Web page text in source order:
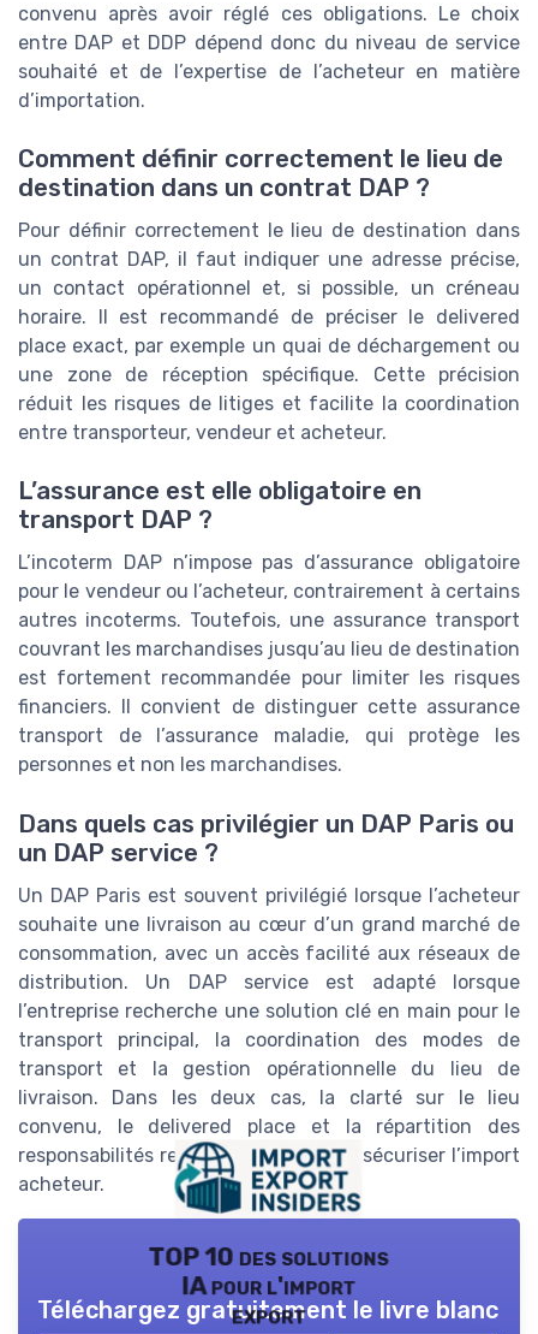
convenu après avoir réglé ces obligations. Le choix
entre DAP et DDP dépend donc du niveau de service
souhaité et de l’expertise de l’acheteur en matière
d’importation.
Comment définir correctement le lieu de
destination dans un contrat DAP ?
Pour définir correctement le lieu de destination dans
un contrat DAP, il faut indiquer une adresse précise,
un contact opérationnel et, si possible, un créneau
horaire. Il est recommandé de préciser le delivered
place exact, par exemple un quai de déchargement ou
une zone de réception spécifique. Cette précision
réduit les risques de litiges et facilite la coordination
entre transporteur, vendeur et acheteur.
L’assurance est elle obligatoire en
transport DAP ?
L’incoterm DAP n’impose pas d’assurance obligatoire
pour le vendeur ou l’acheteur, contrairement à certains
autres incoterms. Toutefois, une assurance transport
couvrant les marchandises jusqu’au lieu de destination
est fortement recommandée pour limiter les risques
financiers. Il convient de distinguer cette assurance
transport de l’assurance maladie, qui protège les
personnes et non les marchandises.
Dans quels cas privilégier un DAP Paris ou
un DAP service ?
Un DAP Paris est souvent privilégié lorsque l’acheteur
souhaite une livraison au cœur d’un grand marché de
consommation, avec un accès facilité aux réseaux de
distribution. Un DAP service est adapté lorsque
l’entreprise recherche une solution clé en main pour le
transport principal, la coordination des modes de
transport et la gestion opérationnelle du lieu de
livraison. Dans les deux cas, la clarté sur le lieu
convenu, le delivered place et la répartition des
responsabilités reste essentielle pour sécuriser l’import
acheteur.
TOP 10 des solutions
IA pour l'import
export
Téléchargez gratuitement le livre blanc